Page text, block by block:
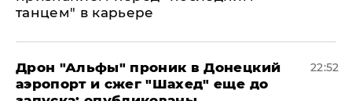
танцем" в карьере
Дрон "Альфы" проник в Донецкий
аэропорт и сжег "Шахед" еще до
22:52